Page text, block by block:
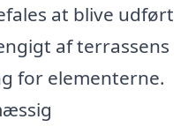
at blive udført
af terrassens
for elementerne.